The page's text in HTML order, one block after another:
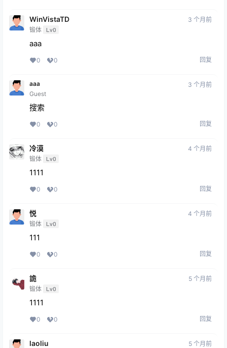
WinVistaTD
锻体 Lv0
3 个月前
aaa
0 0 回复
aaa
Guest
3 个月前
搜索
0 0 回复
冷漠
锻体 Lv0
4 个月前
1111
0 0 回复
悦
锻体 Lv0
4 个月前
111
0 0 回复
詭
锻体 Lv0
5 个月前
1111
0 0 回复
laoliu 5 个月前